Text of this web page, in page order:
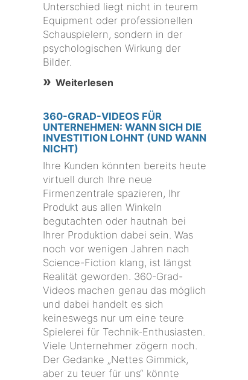
Unterschied liegt nicht in teurem
Equipment oder professionellen
Schauspielern, sondern in der
psychologischen Wirkung der
Bilder.
Weiterlesen
360-GRAD-VIDEOS FÜR
UNTERNEHMEN: WANN SICH DIE
INVESTITION LOHNT (UND WANN
NICHT)
Ihre Kunden könnten bereits heute
virtuell durch Ihre neue
Firmenzentrale spazieren, Ihr
Produkt aus allen Winkeln
begutachten oder hautnah bei
Ihrer Produktion dabei sein. Was
noch vor wenigen Jahren nach
Science-Fiction klang, ist längst
Realität geworden. 360-Grad-
Videos machen genau das möglich
und dabei handelt es sich
keineswegs nur um eine teure
Spielerei für Technik-Enthusiasten.
Viele Unternehmer zögern noch.
Der Gedanke „Nettes Gimmick,
aber zu teuer für uns“ könnte